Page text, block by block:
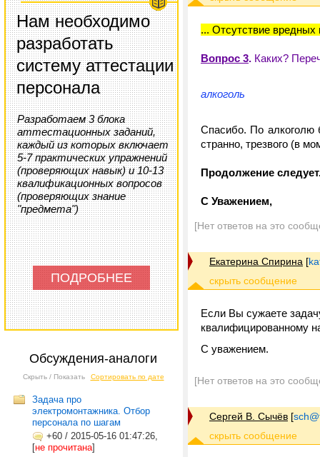
Нам необходимо
разработать
систему аттестации
персонала
Разработаем 3 блока
аттестационных заданий,
каждый из которых включает
5-7 практических упражнений
(проверяющих навык) и 10-13
квалификационных вопросов
(проверяющих знание
"предмета")
ПОДРОБНЕЕ
Обсуждения-аналоги
Скрыть / Показать Сортировать по дате
Задача про
электромонтажника. Отбор
персонала по шагам
+60 / 2015-05-16 01:47:26,
[не прочитана]
... Отсутствие
Вопрос 3. Каких?
алкоголь
Спасибо. По алкоголю
странно, трезвого (в
Продолжение
С Уважением,
[Нет ответов на это
Екатерина Спирина [
Если Вы сужаете
квалифицированному
С уважением.
[Нет ответов на это
Сергей В. Сычёв [